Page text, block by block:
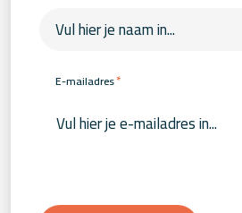
E-mailadres*